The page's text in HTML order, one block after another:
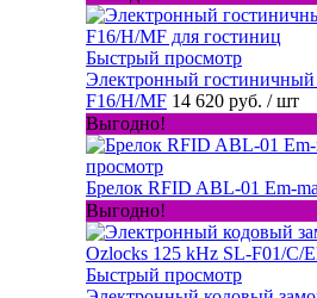
Быстрый просмотр
Электронный
F16/H/MF 14 620 руб. / шт
Выгодно!
просмотр
Брелок RFID ABL-01 Em-
Выгодно!
Быстрый просмотр